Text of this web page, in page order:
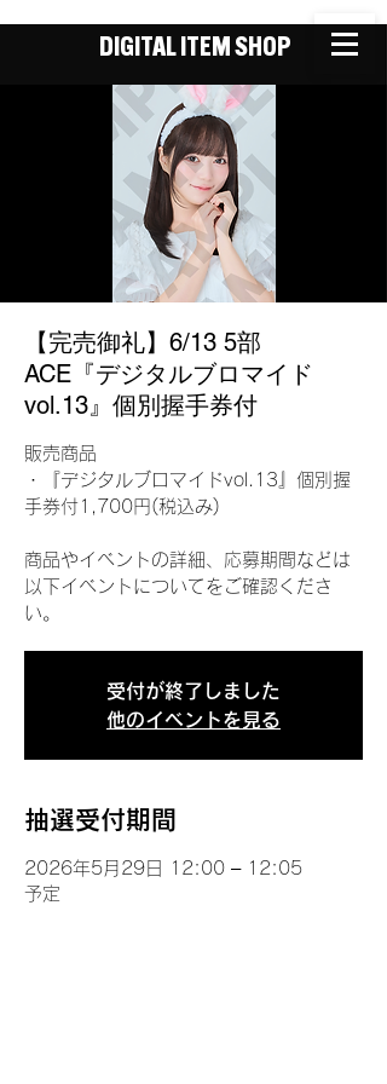
DIGITAL ITEM SHOP
【完売御礼】6/13 5部
ACE『デジタルブロマイド
vol.13』個別握手券付
販売商品
・『デジタルブロマイドvol.13』個別握
手券付1,700円(税込み)
商品やイベントの詳細、応募期間などは
以下イベントについてをご確認くださ
い。
受付が終了しました
他のイベントを見る
抽選受付期間
2026年5月29日 12:00 – 12:05
予定